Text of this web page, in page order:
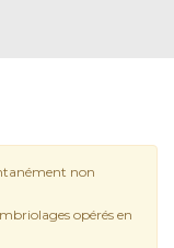
non
opérés en